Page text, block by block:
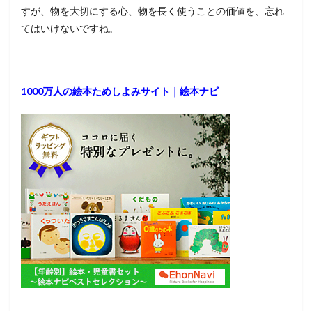
すが、物を大切にする心、物を長く使うことの価値を、忘れ
てはいけないですね。
1000万人の絵本ためしよみサイト｜絵本ナビ